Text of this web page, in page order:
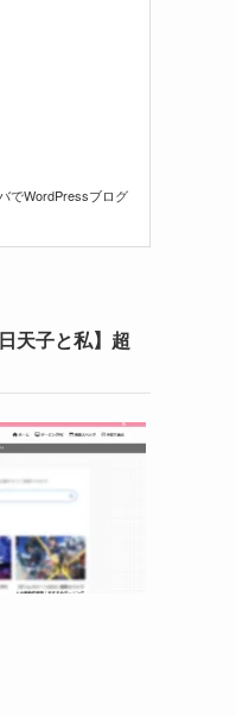
でWordPressブログ
天子と私】超